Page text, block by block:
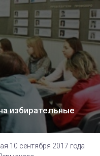
избирательные
10 сентября 2017 года